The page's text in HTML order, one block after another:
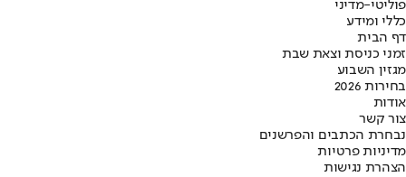
פוליטי-מדיני
כללי ומידע
דף הבית
זמני כניסת וצאת שבת
מגזין השבוע
בחירות 2026
אודות
צור קשר
נבחרת הכתבים והפרשנים
מדיניות פרטיות
הצהרת נגישות